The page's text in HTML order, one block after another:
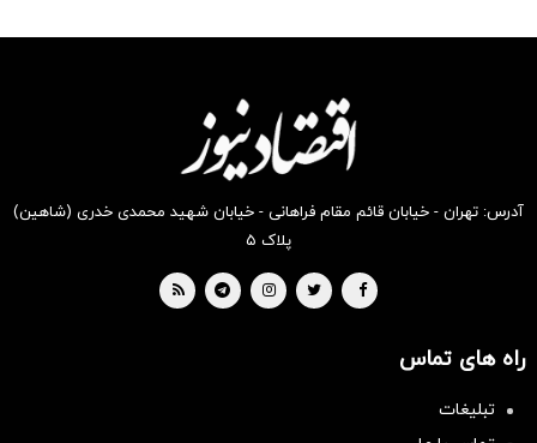
بخر !
بخر !
آدرس: تهران - خیابان قائم مقام فراهانی - خیابان شهید محمدی خدری (شاهین)
پلاک ۵
راه های تماس
تبلیغات